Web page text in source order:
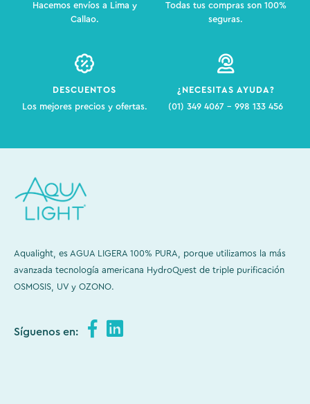
Hacemos envíos a Lima y
Callao.
Todas tus compras son 100%
seguras.
DESCUENTOS
Los mejores precios y ofertas.
¿NECESITAS AYUDA?
(01) 349 4067 - 998 133 456
Aqualight, es AGUA LIGERA 100% PURA, porque utilizamos la más
avanzada tecnología americana HydroQuest de triple purificación
OSMOSIS, UV y OZONO.
Síguenos en: